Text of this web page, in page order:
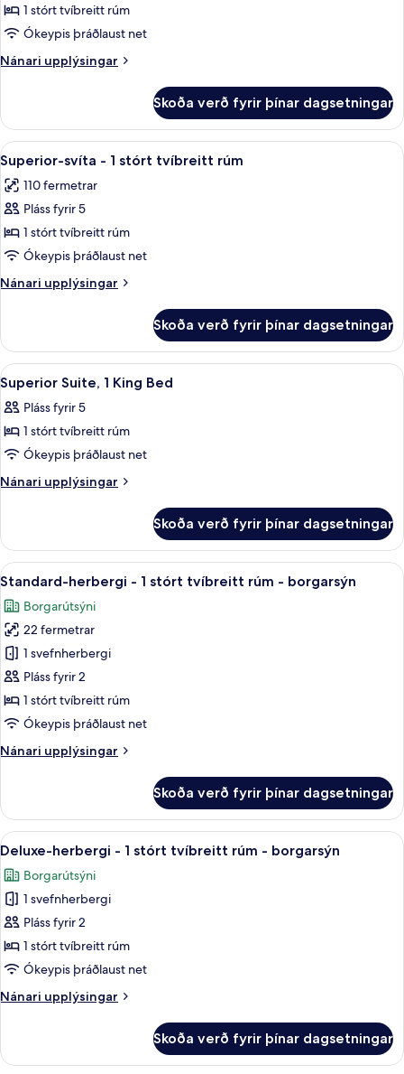
Lúxussvíta
(Soho
)
1 stórt tvíbreitt rúm
Ókeypis þráðlaust net
Nánari upplýsingar
Nánari
(Soho
Skoða verð fyrir þínar dagsetningar
Skoða
allar
myndir
fyrir
Superior-
svíta
-
1
tvíbreitt
rúm
Superior-svíta - 1 stórt tvíbreitt rúm
21
Superior-svíta - 1 stórt tvíbreitt rúm
110 fermetrar
Pláss fyrir 5
1 stórt tvíbreitt rúm
Ókeypis þráðlaust net
Nánari upplýsingar
Nánari
svíta
1
stórt
tvíbreitt
rúm
Skoða verð fyrir þínar dagsetningar
Skoða
allar
myndir
fyrir
Superior
Suite,
Bed
Rúmföt af bestu gerð, rúm með
17
Superior Suite, 1 King Bed
Pláss fyrir 5
1 stórt tvíbreitt rúm
Ókeypis þráðlaust net
Nánari upplýsingar
Nánari
Suite,
King
Skoða verð fyrir þínar dagsetningar
Skoða
allar
myndir
fyrir
Standard-
herbergi
-
1
tvíbreitt
borgarsýn
50-tommu snjallsjónvarp með
18
Standard-herbergi - 1 stórt tvíbreitt rúm - borgarsýn
Borgarútsýni
22 fermetrar
1 svefnherbergi
Pláss fyrir 2
1 stórt tvíbreitt rúm
Ókeypis þráðlaust net
Nánari upplýsingar
Nánari
herbergi
1
tvíbreitt
rúm
borgarsýn
Skoða verð fyrir þínar dagsetningar
Skoða
allar
myndir
fyrir
Deluxe-
herbergi
-
stórt
Deluxe-herbergi - 1 stórt tvíbreitt
24
Deluxe-herbergi - 1 stórt tvíbreitt rúm - borgarsýn
Borgarútsýni
1 svefnherbergi
Pláss fyrir 2
1 stórt tvíbreitt rúm
Ókeypis þráðlaust net
Nánari upplýsingar
Nánari
herbergi
Skoða verð fyrir þínar dagsetningar